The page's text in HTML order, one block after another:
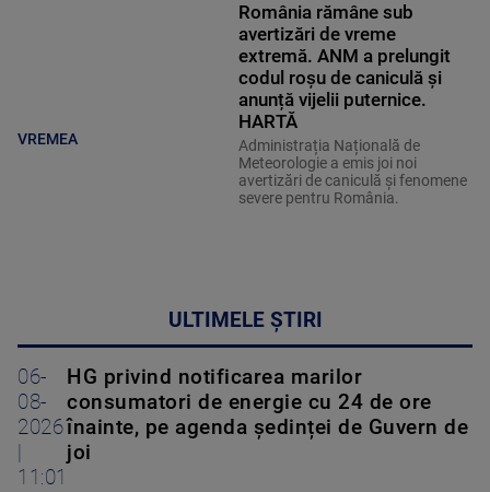
VREMEA
România rămâne sub
avertizări de vreme
extremă. ANM a prelungit
codul roșu de caniculă și
anunță vijelii puternice.
HARTĂ
Administrația Națională de
Meteorologie a emis joi noi
avertizări de caniculă și fenomene
severe pentru România.
ULTIMELE ȘTIRI
06-
08-
2026
11:01
HG privind notificarea marilor
consumatori de energie cu 24 de ore
înainte, pe agenda ședinței de Guvern de
joi